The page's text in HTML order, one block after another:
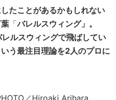
たことがあるかもしれない
「バレルスウィング」。
ルスウィングで飛ばしてい
う最注目理論を2人のプロに
／Hiroaki Arihara、